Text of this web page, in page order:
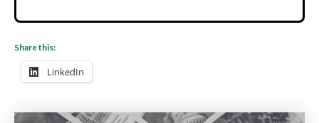
Share this:
LinkedIn